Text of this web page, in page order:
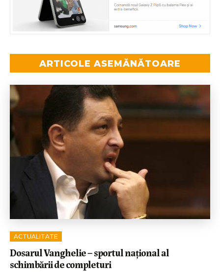
ARTICOLE ASEMĂNĂTOARE
ACTUALITATE
Dosarul Vanghelie – sportul național al
schimbării de completuri